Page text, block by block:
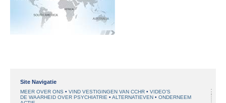
Site Navigatie
MEER OVER ONS VIND VESTIGINGEN VAN CCHR
VIDEO’S
DE WAARHEID OVER PSYCHIATRIE
ALTERNATIEVEN
ONDERNEEM